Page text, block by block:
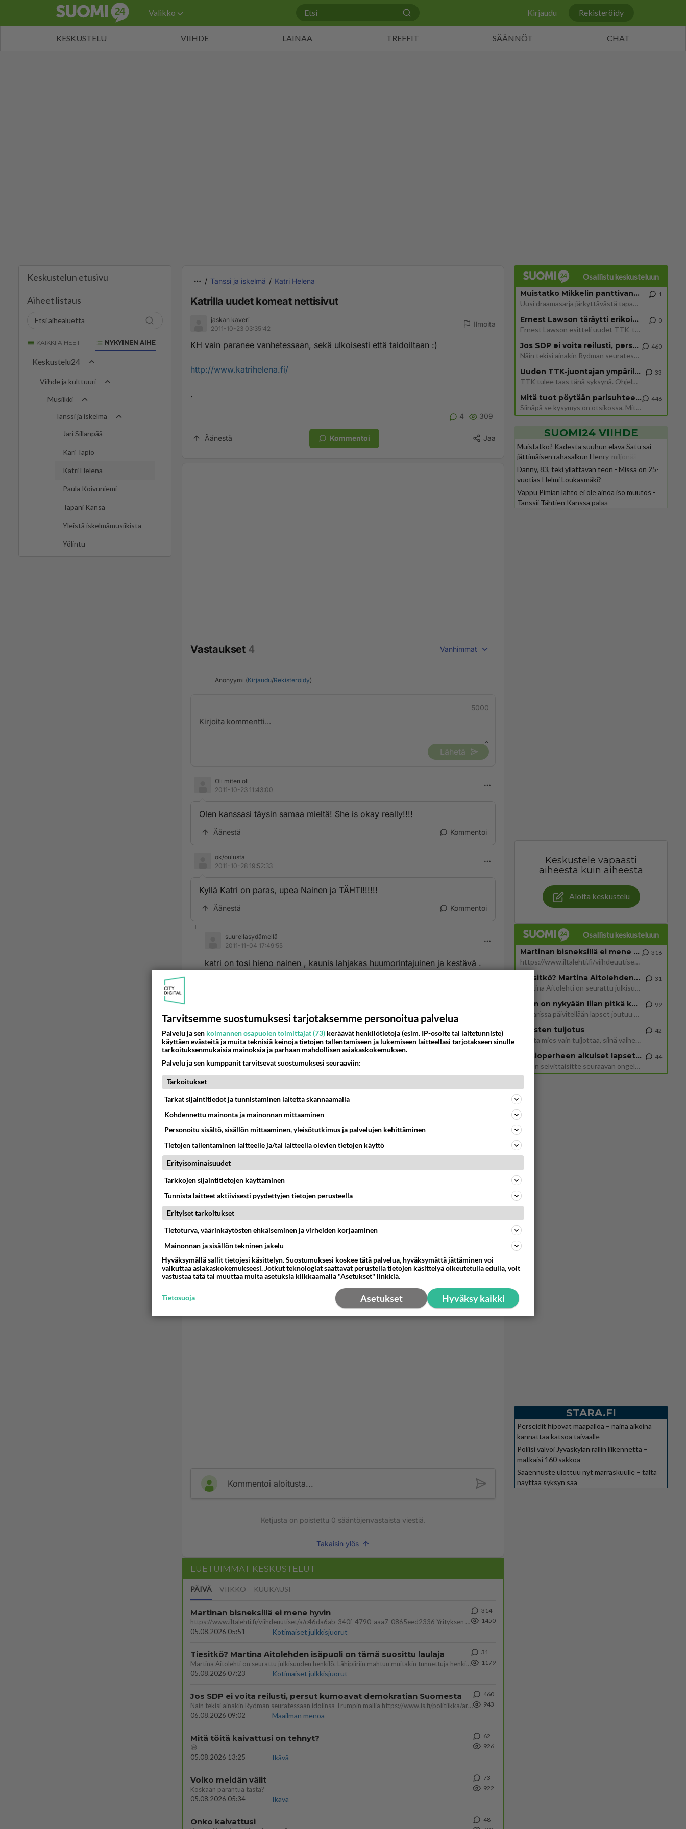
Valikko Kirjaudu Rekisteröidy
KESKUSTELU VIIHDE LAINAA TREFFIT SÄÄNNÖT CHAT
Keskustelun etusivu
Aiheet listaus
KAIKKI AIHEET NYKYINEN AIHE
Keskustelu24
Viihde ja kulttuuri
Musiikki
Tanssi ja iskelmä
Jari Sillanpää
Kari Tapio
Katri Helena
Paula Koivuniemi
Tapani Kansa
Yleistä iskelmämusiikista
Yölintu
Tanssi ja iskelmä Katri Helena
Katrilla uudet komeat nettisivut
jaskan kaveri
2011-10-23 03:35:42
Ilmoita
KH vain paranee vanhetessaan, sekä ulkoisesti että taidoiltaan :)
http://www.katrihelena.fi/
.
4 309
Äänestä Kommentoi Jaa
Vastaukset 4 Vanhimmat
Anonyymi (Kirjaudu/Rekisteröidy)
5000
Lähetä
Oli miten oli
2011-10-23 11:43:00
Olen kanssasi täysin samaa mieltä! She is okay really!!!!
Äänestä Kommentoi
ok/oulusta
2011-10-28 19:52:33
Kyllä Katri on paras, upea Nainen ja TÄHTI!!!!!!
Äänestä Kommentoi
suurellasydämellä
2011-11-04 17:49:55
katri on tosi hieno nainen , kaunis lahjakas huumorintajuinen ja kestävä .
2011-11-06 10:07:14
suurellasydämelläkirjoitti:
katri on tosi hieno nainen , kaunis lahjakas huumorintajuinen ja kestävä .
Olen samaa mieltä!!! Kyllä hän on todellinen LADY! Olen hänestä aina
pitänyt ja tulen aina pitämään. Odotan innolla pian ilmestyvää uutta
albumia. Kun vain saisi hänet tänne Kuopioon päin esiintymään!!! Kaikkea
hyvää K-H elämäänsä:-)
Äänestä
Kommentoi aloitusta...
Ketjusta on poistettu 0 sääntöjenvastaista viestiä.
Takaisin ylös
LUETUIMMAT KESKUSTELUT
PÄIVÄ VIIKKO KUUKAUSI
Martinan bisneksillä ei mene hyvin
https://www.iltalehti.fi/viihdeuutiset/a/c46da6ab-340f-4790-aaa7-0865eed2336 Yrityksen konkurssihakemus on tullut kärä
05.08.2026 05:51
Kotimaiset julkkisjuorut
314
1450
Tiesitkö? Martina Aitolehden isäpuoli on tämä suosittu laulaja
Martina Aitolehti on seurattu julkisuuden henkilö. Lähipiiriin mahtuu muitakin tunnettuja henkilöitä. Tiesitkö, että Ma
05.08.2026 07:23
Kotimaiset julkkisjuorut
31
1179
Jos SDP ei voita reilusti, persut kumoavat demokratian Suomesta
Näin tekisi ainakin Rydman seuratessaan idolinsa Trumpin mallia https://www.is.fi/politiikka/art-2000012187244.html
06.08.2026 09:02
Maailman menoa
460
943
Mitä töitä kaivattusi on tehnyt?
😅
05.08.2026 13:25
Ikävä
62
926
Voiko meidän välit
Koskaan parantua tästä?
05.08.2026 05:34
Ikävä
73
922
Onko kaivattusi
48
Osallistu keskusteluun
Muistatko Mikkelin panttivankidraaman?
Uusi draamasarja järkyttävästä tapauksesta on tulossa. Tositapahtumiin perustuva sarja ammentaa vuoden 1986 Mikkelin pan
1
Ernest Lawson täräytti erikoisen heiton TTK-lehdistötilaisuudessa: " Onko tässä tarkoituksena...?"
Ernest Lawson esitteli uudet TTK-tähtioppilaat ja opettajat torstaina 6.8. lehdistölle. Tulevalla kaudella on yksi hausk
0
Jos SDP ei voita reilusti, persut kumoavat demokratian Suomesta
Näin tekisi ainakin Rydman seuratessaan idolinsa Trumpin mallia https://www.is.fi/politiikka/art-2000012187244.html
460
Uuden TTK-juontajan ympärillä epätietoisuus sakenee - Nyt MTV hämmentää soppaa
TTK tulee taas tänä syksynä. Ohjelman uudet tähtioppilaat julkistetaan torstaina 6. elokuuta klo 14 alkavassa lehdistö
33
Mitä tuot pöytään parisuhteessa?
Siinäpä se kysymys on otsikossa. Mitäpä siis tuot/toisit pöytään parisuhteessa? Oletko mies vai nainen? Koetko sen mitä
446
SUOMI24 VIIHDE
Muistatko? Kädestä suuhun elävä Satu sai
jättimäisen rahasalkun Henry-miljonääriltä
Danny, 83, teki yllättävän teon - Missä on 25-
vuotias Helmi Loukasmäki?
Vappu Pimiän lähtö ei ole ainoa iso muutos -
Tanssii Tähtien Kanssa palaa
Keskustele vapaasti
aiheesta kuin aiheesta
Aloita keskustelu
Osallistu keskusteluun
Martinan bisneksillä ei mene hyvin
https://www.iltalehti.fi/viihdeuutiset/a/c46da6ab-340f-4790-aaa7-0865eed2336 Yrityksen konkurssihakemus on tullut kärä
316
Tiesitkö? Martina Aitolehden isäpuoli on tämä suosittu laulaja
Martina Aitolehti on seurattu julkisuuden henkilö. Lähipiiriin mahtuu muitakin tunnettuja henkilöitä. Tiesitkö, että Ma
31
2 km on nykyään liian pitkä koulumatka
Hesarissa päivitellään lapset joutuu nyt kulkemaan 2 km kouluun jösses. Ruostefillarilla tuo matka menee vaikka miten äk
99
Miesten tuijotus
Mutta mies vain tuijottaa, siinä vaiheessa käännän itse pään pois. Mikä juttu? Yleensä jos joku tuijottaa tai katsoo, hä
42
Uusioperheen aikuiset lapset tyhjentää jääkaapin käydessään
Miten selvittäisitte seuraavan ongelman, meillä on uusioperhe, minulla teini-ikäiset lapset ja puolisolla aikuiset, jotk
44
STARA.FI
Perseidit hipovat maapalloa – näinä aikoina
kannattaa katsoa taivaalle
Poliisi valvoi Jyväskylän rallin liikennettä –
mätkäisi 160 sakkoa
Sääennuste ulottuu nyt marraskuulle – tältä
näyttää syksyn sää
Tarvitsemme suostumuksesi tarjotaksemme personoitua palvelua
Palvelu ja sen kolmannen osapuolen toimittajat (73) keräävät henkilötietoja (esim. IP-osoite tai laitetunniste)
käyttäen evästeitä ja muita teknisiä keinoja tietojen tallentamiseen ja lukemiseen laitteellasi tarjotakseen sinulle
tarkoituksenmukaisia mainoksia ja parhaan mahdollisen asiakaskokemuksen.
Palvelu ja sen kumppanit tarvitsevat suostumuksesi seuraaviin:
Tarkoitukset
Tarkat sijaintitiedot ja tunnistaminen laitetta skannaamalla
Kohdennettu mainonta ja mainonnan mittaaminen
Personoitu sisältö, sisällön mittaaminen, yleisötutkimus ja palvelujen kehittäminen
Tietojen tallentaminen laitteelle ja/tai laitteella olevien tietojen käyttö
Erityisominaisuudet
Tarkkojen sijaintitietojen käyttäminen
Tunnista laitteet aktiivisesti pyydettyjen tietojen perusteella
Erityiset tarkoitukset
Tietoturva, väärinkäytösten ehkäiseminen ja virheiden korjaaminen
Mainonnan ja sisällön tekninen jakelu
Hyväksymällä sallit tietojesi käsittelyn. Suostumuksesi koskee tätä palvelua, hyväksymättä jättäminen voi
vaikuttaa asiakaskokemukseesi. Jotkut teknologiat saattavat perustella tietojen käsittelyä oikeutetulla edulla, voit
vastustaa tätä tai muuttaa muita asetuksia klikkaamalla "Asetukset" linkkiä.
Hyväksy kaikki
Asetukset
Tietosuoja